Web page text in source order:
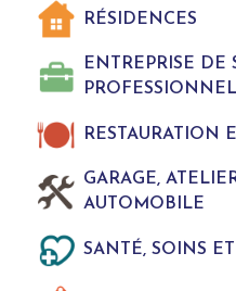
RÉSIDENCES
ENTREPRISE DE
RESTAURATION
GARAGE,
AUTOMOBILE
SANTÉ, SOINS